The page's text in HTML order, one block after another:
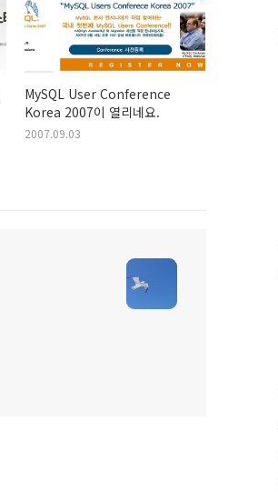
MySQL User Conference
Korea 2007이 열리네요.
2007.09.03